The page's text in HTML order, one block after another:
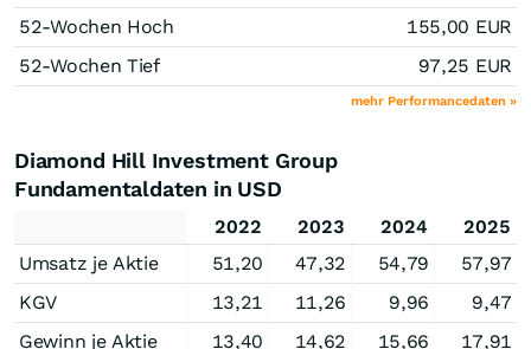
52-Wochen Hoch
155,00 EUR
52-Wochen Tief
97,25 EUR
mehr Performancedaten »
Diamond Hill Investment Group
Fundamentaldaten in USD
2022 2023 2024
2025
Umsatz je Aktie
51,20 47,32 54,79
57,97
KGV
13,21 11,26 9,96
9,47
Gewinn je Aktie
13,40 14,62 15,66 17,91